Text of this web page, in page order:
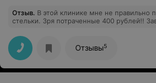
Отзыв. В этой клинике мне не правильно
стельки. Зря потраченные 400 рублей!!
подобрали стельки, которые за 2 недели
Не советую
Отзывы5